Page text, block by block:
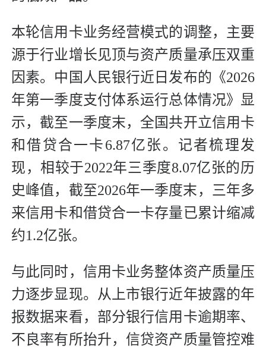
本轮信用卡业务经营模式的调整，主要
源于行业增长见顶与资产质量承压双重
因素。中国人民银行近日发布的《2026
年第一季度支付体系运行总体情况》显
示，截至一季度末，全国共开立信用卡
和借贷合一卡6.87亿张。记者梳理发
现，相较于2022年三季度8.07亿张的历
史峰值，截至2026年一季度末，三年多
来信用卡和借贷合一卡存量已累计缩减
约1.2亿张。
与此同时，信用卡业务整体资产质量压
力逐步显现。从上市银行近年披露的年
报数据来看，部分银行信用卡逾期率、
不良率有所抬升，信贷资产质量管控难